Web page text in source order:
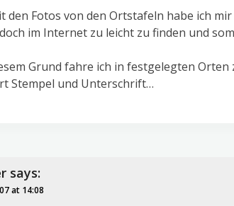
den Fotos von den Ortstafeln habe ich
im Internet zu leicht zu finden und
Grund fahre ich in festgelegten Orten
Stempel und Unterschrift…
says:
at 14:08